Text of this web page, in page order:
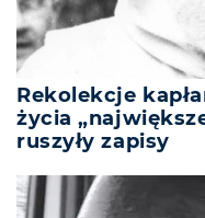
Rekolekcje
życia
ruszyły zapisy